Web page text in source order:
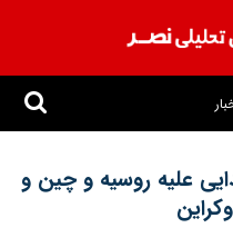
علیه روسیه و چین و